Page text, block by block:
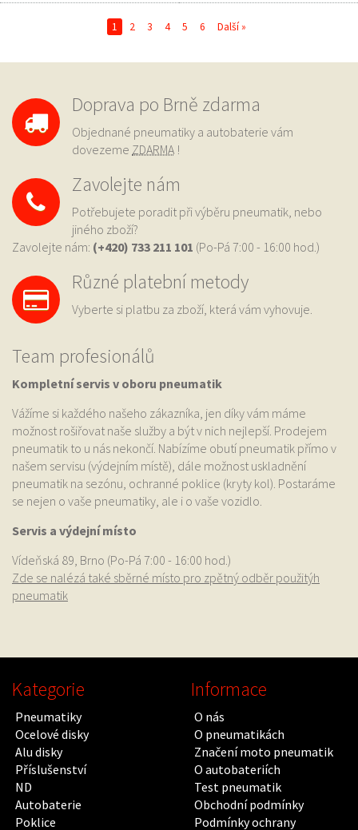
1 2 3 4 5 6 Další »
Doprava po Brně zdarma
Objednané pneumatiky a autobaterie vám
dovezeme ZDARMA !
Zavolejte nám
Potřebujete poradit při výběru pneumatik, nebo
jiného zboží?
Zavolejte nám: (+420) 733 211 101 (Po-Pá 7:00 - 16:00 hod.)
Různé platební metody
Vyberte si platbu za zboží, která vám vyhovuje.
Team profesionálů
Kompletní servis v oboru pneumatik
Vážíme si každého našeho zákazníka, jen díky vám máme
možnost rošiřovat naše služby a být v nich nejlepší. Prodejem
pneumatik to u nás nekončí. Nabízíme obutí pneumatik přímo v
našem servisu (výdejním místě), dále možnost uskladnění
pneumatik na sezónu, ochranné poklice (kryty kol). Postaráme
se nejen o vaše pneumatiky, ale i o vaše vozidlo.
Servis a výdejní místo
Vídeňská 89, Brno (Po-Pá 7:00 - 16:00 hod.)
Zde se nalézá také sběrné místo pro zpětný odběr použitýh
pneumatik
Kategorie
Pneumatiky
Ocelové disky
Alu disky
Příslušenství
ND
Autobaterie
Poklice
Informace
O nás
O pneumatikách
Značení moto pneumatik
O autobateriích
Test pneumatik
Obchodní podmínky
Podmínky ochrany